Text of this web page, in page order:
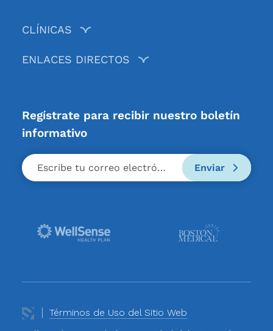
CLÍNICAS
ENLACES DIRECTOS
Regístrate para recibir nuestro boletín
informativo
Enviar
Términos de Uso del Sitio Web